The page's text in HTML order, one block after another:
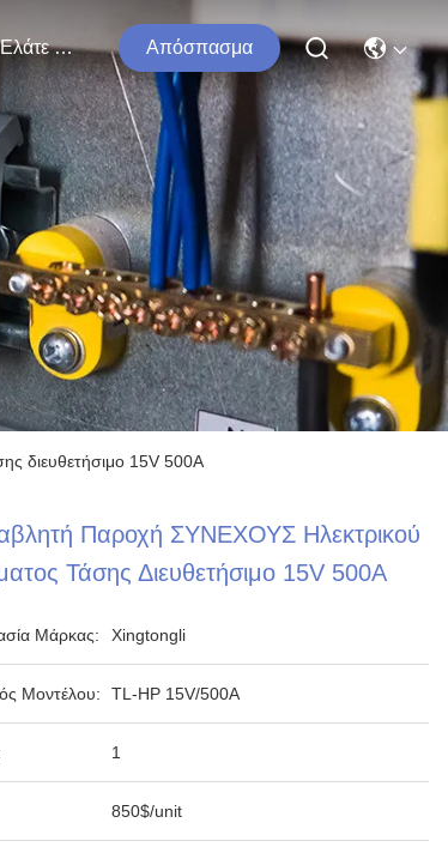
Μας Ελάτε Σε Επαφή Με Απόσπασμα
διευθετήσιμο 15V 500A
Παροχή ΣΥΝΕΧΟΥΣ Ηλεκτρικού
Τάσης Διευθετήσιμο 15V 500A
Μάρκας: Xingtongli
Μοντέλου: TL-HP 15V/500A
1
850$/unit